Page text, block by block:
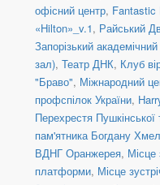
офісний центр, Fantastic
«Hilton»_v.1, Райський
Запорізький
зал), Театр ДНК, Клуб
"Браво", Міжнародний
профспілок України,
Перехрестя
пам'ятника Богдану
ВДНГ Оранжерея, Місце
платформи, Місце